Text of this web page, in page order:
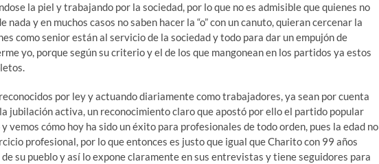
la piel y trabajando por la sociedad, por lo que no es admisible que quienes no
nada y en muchos casos no saben hacer la “o” con un canuto, quieran cercenar la
como senior están al servicio de la sociedad y todo para dar un empujón de
yo, porque según su criterio y el de los que mangonean en los partidos ya estos
por ley y actuando diariamente como trabajadores, ya sean por cuenta
jubilación activa, un reconocimiento claro que apostó por ello el partido popular
vemos cómo hoy ha sido un éxito para profesionales de todo orden, pues la edad no
profesional, por lo que entonces es justo que igual que Charito con 99 años
su pueblo y así lo expone claramente en sus entrevistas y tiene seguidores para